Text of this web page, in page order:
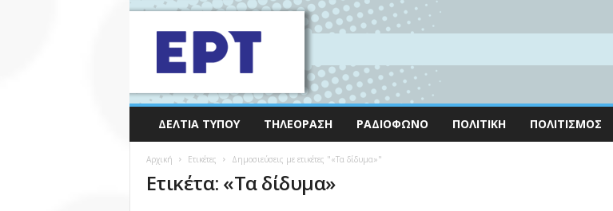
ΔΕΛΤΊΑ ΤΎΠΟΥ ΤΗΛΕΌΡΑΣΗ ΡΑΔΙΌΦΩΝΟ ΠΟΛΙΤΙΚΉ ΠΟΛΙΤΙΣΜΌΣ
Αρχική Ετικέτες Δημοσιεύσεις με ετικέτες "«Τα δίδυμα»"
Ετικέτα: «Τα δίδυμα»